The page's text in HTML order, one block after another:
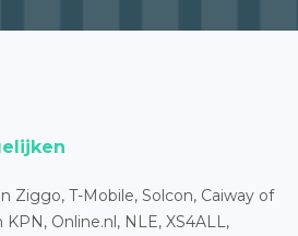
Ziggo, T-Mobile, Solcon, Caiway of
Online.nl, NLE, XS4ALL,